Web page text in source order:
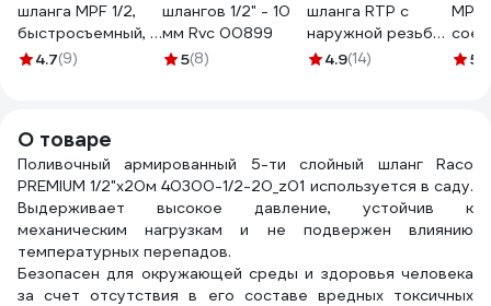
шланга MPF 1/2,
быстросъемный, с
аквастопом, ABS
4.7(9)
шлангов 1/2" - 10
мм Rvc 00899
5(8)
шланга RTP с
наружной резьбой
G 20х3/4 25157
4.9(14)
MPF
5
О товаре
Поливочный армированный 5-ти слойный шланг Raco
PREMIUM 1/2"x20м 40300-1/2-20_z01 используется в саду.
Выдерживает высокое давление, устойчив к
механическим нагрузкам и не подвержен влиянию
температурных перепадов.
Безопасен для окружающей среды и здоровья человека
за счет отсутствия в его составе вредных токсичных